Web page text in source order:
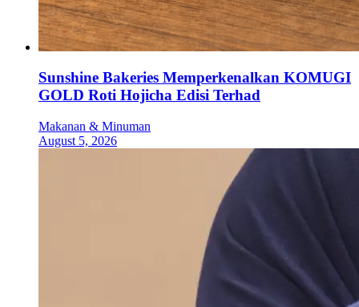
Sunshine Bakeries Memperkenalkan KOMUGI
GOLD Roti Hojicha Edisi Terhad
Makanan & Minuman
August 5, 2026